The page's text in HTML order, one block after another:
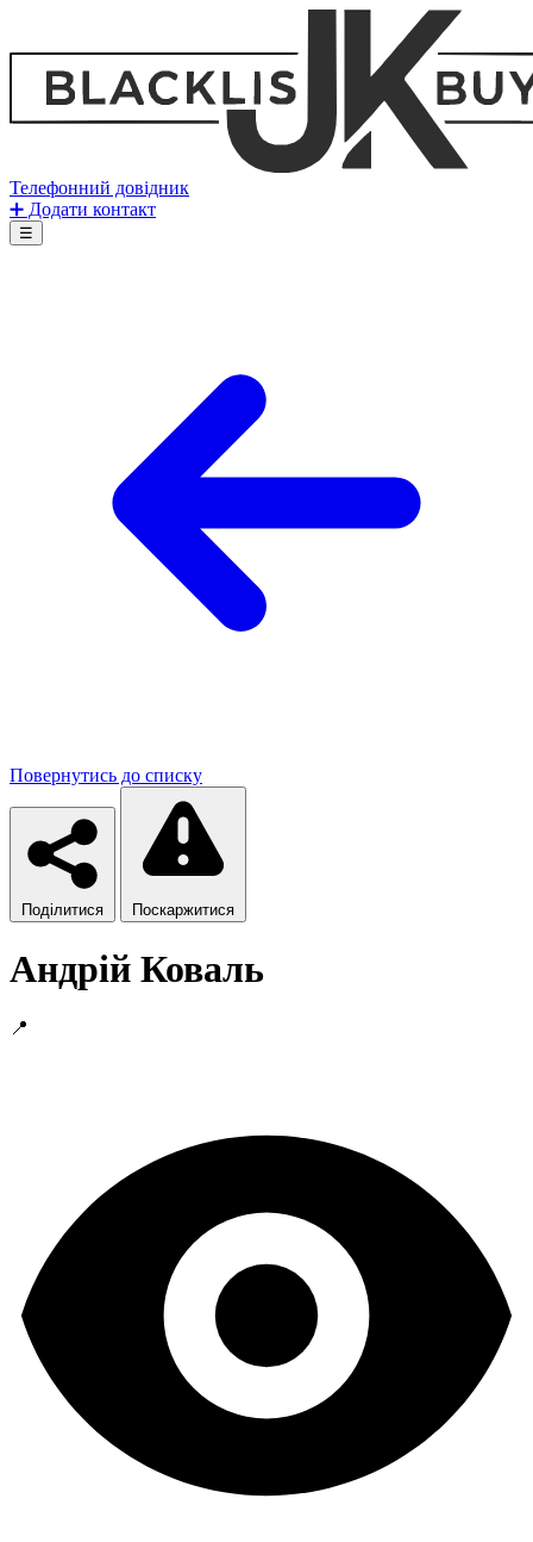
Телефонний довідник
➕ Додати контакт
☰
Повернутись до списку
Поділитися Поскаржитися
Андрій Коваль
📍